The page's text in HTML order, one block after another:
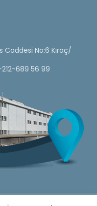
Caddesi No:6 Kıraç/
689 56 99